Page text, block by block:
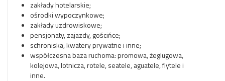
zakłady hotelarskie;
ośrodki wypoczynkowe;
zakłady uzdrowiskowe;
pensjonaty, zajazdy, gościńce;
schroniska, kwatery prywatne i inne;
współczesna baza ruchoma: promowa, żeglugowa,
kolejowa, lotnicza, rotele, seatele, aguatele, flytele i
inne.